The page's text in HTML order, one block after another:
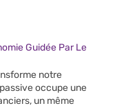
Guidée Par Le
notre
occupe une
un même